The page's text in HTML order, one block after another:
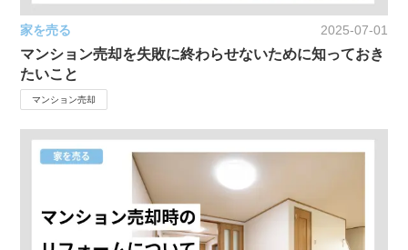
家を売る 2025-07-01
マンション売却を失敗に終わらせないために知っておき
たいこと
マンション売却